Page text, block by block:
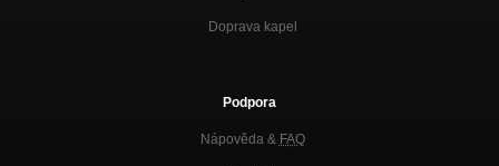
Doprava kapel
Podpora
Nápověda & FAQ